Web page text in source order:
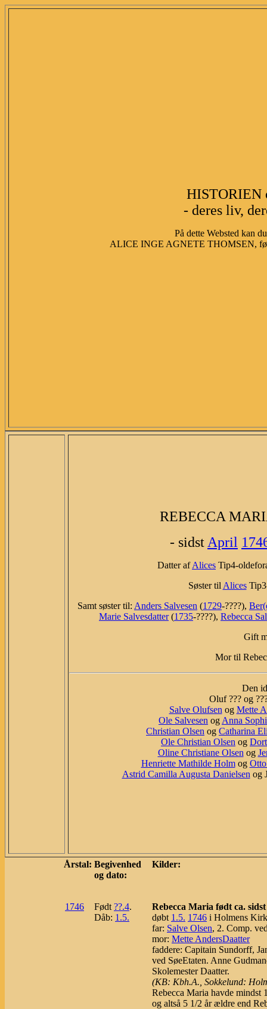
HISTORIEN
- deres liv,
På dette Websted kan
ALICE INGE AGNETE THOMSEN,
REBECCA
- sidst April
Datter afAlices Tip4-
Søster til Alices
Samt søster til: Anders Salvesen (1729-????),
Marie Salvesdatter(1735-????), Rebecca
Gift
Mor til
Den
Oluf ??? og
Salve Olufsen og Mette
Ole Salvesen og Anna
Christian Olsen og Catharina
Ole Christian Olsen og
Oline Christiane Olsen og
Henriette Mathilde Holmog
Astrid Camilla Augusta Danielsen og
Årstal: Begivenhed
og dato:
Kilder:
1746 Født ??.4.
Dåb: 1.5.
Rebecca Maria født ca.
døbt 1.5. 1746 i Holmens
far: Salve Olsen, 2. Comp.
mor: Mette AndersDaatter
faddere: Capitain Sundorff,
ved SøeEtaten. Anne
Skolemester Daatter.
(KB: Kbh.A., Sokkelund:
Rebecca Maria havde mindst
og altså 5 1/2 år ældre end